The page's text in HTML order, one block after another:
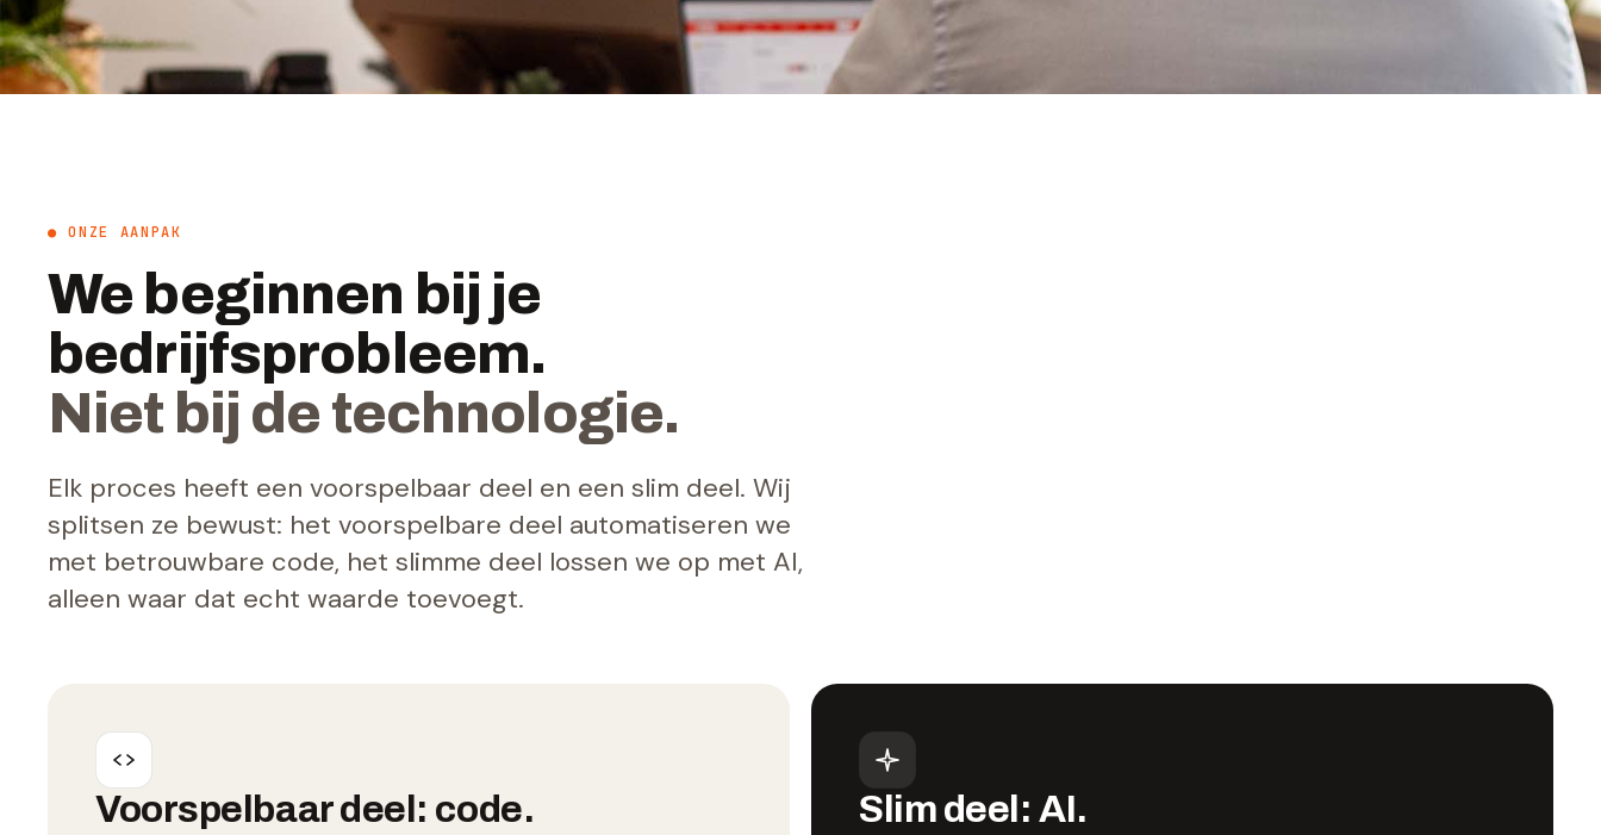
● ONZE AANPAK
We beginnen bij je
bedrijfsprobleem.
Niet bij de technologie.
Elk proces heeft een voorspelbaar deel en een slim deel. Wij
splitsen ze bewust: het voorspelbare deel automatiseren we
met betrouwbare code, het slimme deel lossen we op met AI,
alleen waar dat echt waarde toevoegt.
Voorspelbaar deel: code. Slim deel: AI.